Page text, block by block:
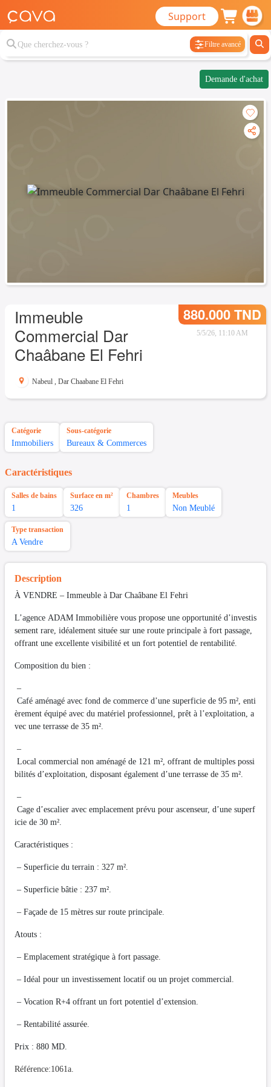
Support
Filtre avancé
Demande d'achat
Immeuble
Commercial Dar
Chaâbane El Fehri
880.000 TND
5/5/26, 11:10 AM
Nabeul , Dar Chaabane El Fehri
Catégorie
Immobiliers
Sous-catégorie
Bureaux & Commerces
Caractéristiques
Salles de bains
1
Surface en m²
326
Chambres
1
Meubles
Non Meublé
Type transaction
A Vendre
Description
À VENDRE – Immeuble à Dar Chaâbane El Fehri
L’agence ADAM Immobilière vous propose une opportunité d’investis
sement rare, idéalement située sur une route principale à fort passage,
offrant une excellente visibilité et un fort potentiel de rentabilité.
Composition du bien :
–
Café aménagé avec fond de commerce d’une superficie de 95 m², enti
èrement équipé avec du matériel professionnel, prêt à l’exploitation, a
vec une terrasse de 35 m².
–
Local commercial non aménagé de 121 m², offrant de multiples possi
bilités d’exploitation, disposant également d’une terrasse de 35 m².
–
Cage d’escalier avec emplacement prévu pour ascenseur, d’une superf
icie de 30 m².
Caractéristiques :
– Superficie du terrain : 327 m².
– Superficie bâtie : 237 m².
– Façade de 15 mètres sur route principale.
Atouts :
– Emplacement stratégique à fort passage.
– Idéal pour un investissement locatif ou un projet commercial.
– Vocation R+4 offrant un fort potentiel d’extension.
– Rentabilité assurée.
Prix : 880 MD.
Référence:1061a.